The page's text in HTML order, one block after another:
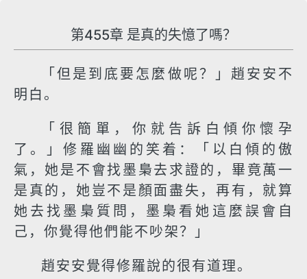
第455章 是真的失憶了嗎？
「但是到底要怎麼做呢？」趙安安不
明白。
「很簡單，你就告訴白傾你懷孕
了。」修羅幽幽的笑着：「以白傾的傲
氣，她是不會找墨梟去求證的，畢竟萬一
是真的，她豈不是顏面盡失，再有，就算
她去找墨梟質問，墨梟看她這麼誤會自
己，你覺得他們能不吵架？」
趙安安覺得修羅說的很有道理。